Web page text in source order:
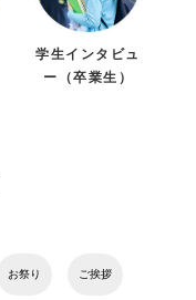
学生インタビュ
ー（卒業生）
お祭り ご挨拶